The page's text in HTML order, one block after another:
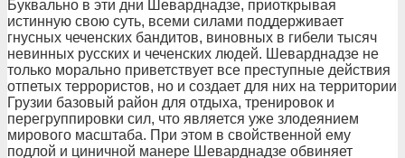
Буквально в эти дни Шеварднадзе, приоткрывая
истинную свою суть, всеми силами поддерживает
гнусных чеченских бандитов, виновных в гибели тысяч
невинных русских и чеченских людей. Шеварднадзе не
только морально приветствует все преступные действия
отпетых террористов, но и создает для них на территории
Грузии базовый район для отдыха, тренировок и
перегруппировки сил, что является уже злодеянием
мирового масштаба. При этом в свойственной ему
подлой и циничной манере Шеварднадзе обвиняет